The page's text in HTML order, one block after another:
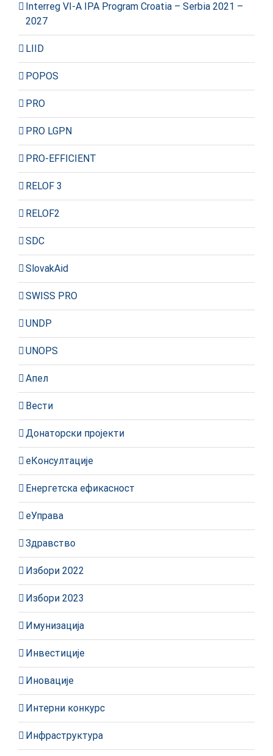
Interreg VI-A IPA Program Croatia – Serbia 2021 –
2027
LIID
POPOS
PRO
PRO LGPN
PRO-EFFICIENT
RELOF 3
RELOF2
SDC
SlovakAid
SWISS PRO
UNDP
UNOPS
Апел
Вести
Донаторски пројекти
еКонсултације
Енергетска ефикасност
еУправа
Здравство
Избори 2022
Избори 2023
Имунизација
Инвестиције
Иновације
Интерни конкурс
Инфраструктура